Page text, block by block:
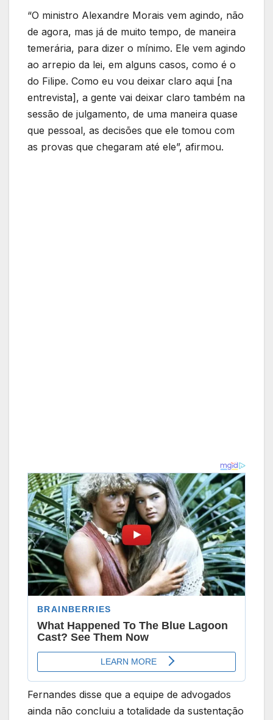
“O ministro Alexandre Morais vem agindo, não
de agora, mas já de muito tempo, de maneira
temerária, para dizer o mínimo. Ele vem agindo
ao arrepio da lei, em alguns casos, como é o
do Filipe. Como eu vou deixar claro aqui [na
entrevista], a gente vai deixar claro também na
sessão de julgamento, de uma maneira quase
que pessoal, as decisões que ele tomou com
as provas que chegaram até ele”, afirmou.
Fernandes disse que a equipe de advogados
ainda não concluiu a totalidade da sustentação